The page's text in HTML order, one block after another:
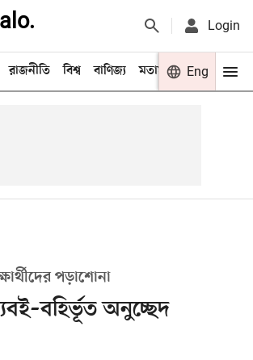
Login
রাজনীতি বিশ্ব বাণিজ্য মতামত খেলা
Eng
পড়াশোনা
অনুচ্ছেদ